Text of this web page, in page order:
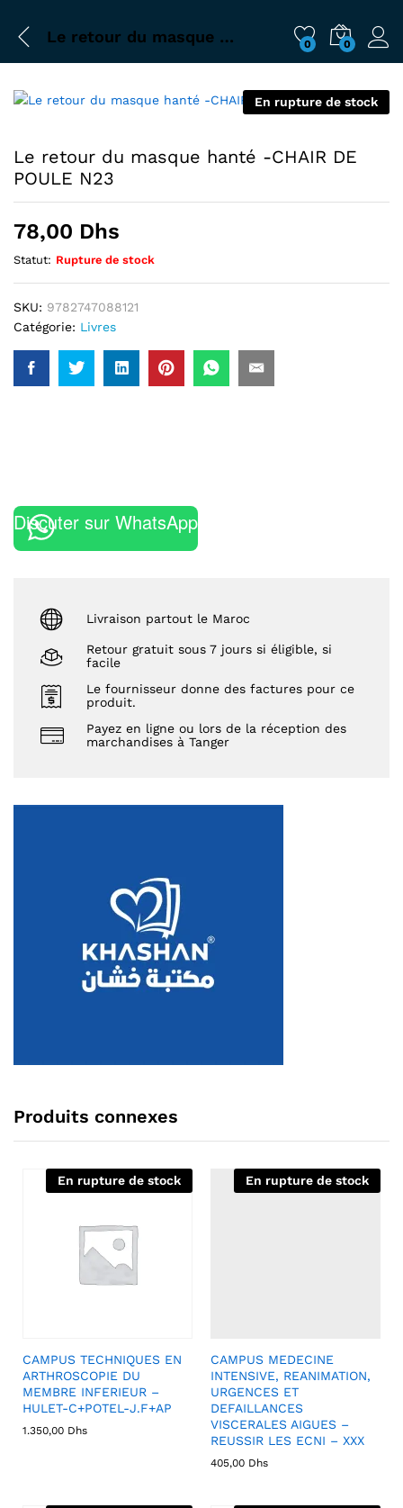
Le retour du masque hanté -CHAIR DE POULE N23 0 0
En rupture de stock
Le retour du masque hanté -CHAIR DE
POULE N23
78,00 Dhs
Statut: Rupture de stock
SKU: 9782747088121
Catégorie: Livres
Discuter sur WhatsApp
Livraison partout le Maroc
Retour gratuit sous 7 jours si éligible, si
facile
Le fournisseur donne des factures pour ce
produit.
Payez en ligne ou lors de la réception des
marchandises à Tanger
Produits connexes
En rupture de stock
CAMPUS TECHNIQUES EN
ARTHROSCOPIE DU
MEMBRE INFERIEUR –
HULET-C+POTEL-J.F+AP
1.350,00 Dhs
En rupture de stock
CAMPUS MEDECINE
INTENSIVE, REANIMATION,
URGENCES ET
DEFAILLANCES
VISCERALES AIGUES –
REUSSIR LES ECNI – XXX
405,00 Dhs